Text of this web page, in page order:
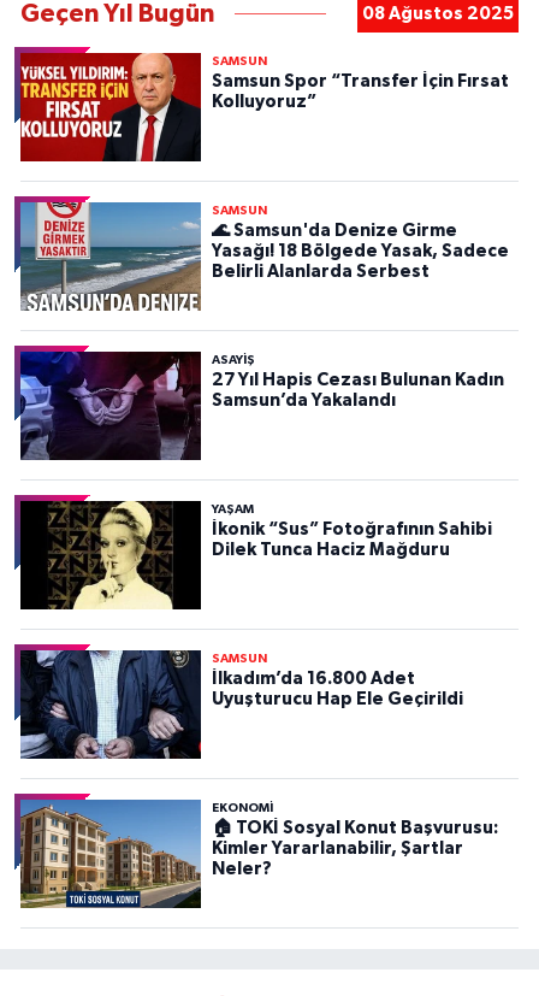
Geçen Yıl Bugün 08 Ağustos 2025
SAMSUN
Samsun Spor “Transfer İçin Fırsat
Kolluyoruz”
SAMSUN
🌊 Samsun'da Denize Girme
Yasağı! 18 Bölgede Yasak, Sadece
Belirli Alanlarda Serbest
ASAYIŞ
27 Yıl Hapis Cezası Bulunan Kadın
Samsun’da Yakalandı
YAŞAM
İkonik “Sus” Fotoğrafının Sahibi
Dilek Tunca Haciz Mağduru
SAMSUN
İlkadım’da 16.800 Adet
Uyuşturucu Hap Ele Geçirildi
EKONOMİ
🏠 TOKİ Sosyal Konut Başvurusu:
Kimler Yararlanabilir, Şartlar
Neler?